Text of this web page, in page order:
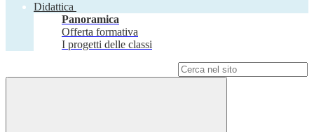
Didattica
Panoramica
Offerta formativa
I progetti delle classi